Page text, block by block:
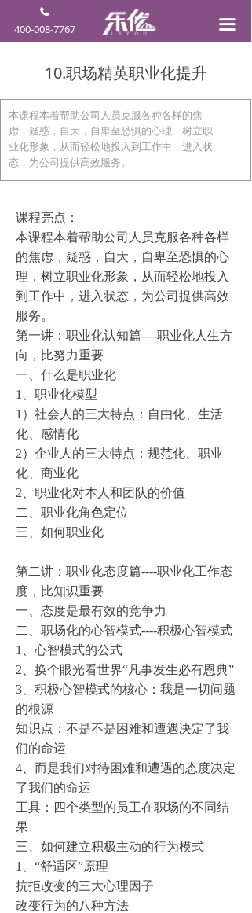
400-008-7767 끀
10.职场精英职业化提升
课程亮点：
本课程本着帮助公司人员克服各种各样
的焦虑，疑惑，自大，自卑至恐惧的心
理，树立职业化形象，从而轻松地投入
到工作中，进入状态，为公司提供高效
服务。
第一讲：职业化认知篇----职业化人生方
向， 比努力重要
一、什么是职业化
1、职业化模型
1）社会人的三大特点：自由化、生活
化、感情化
2）企业人的三大特点：规范化、职业
化、商业化
2、职业化对本人和团队的价值
二、职业化角色定位
三、如何职业化
第二讲：职业化态度篇----职业化工作态
度，比知识重要
一、态度是最有效的竞争力
二、 职场化的心智模式----积极心智模式
1、心智模式的公式
2、换个眼光看世界“凡事发生必有恩典”
3、积极心智模式的核心：我是一切问题
的根源
知识点：不是不是困难和遭遇决定了我
们的命运
4、而是我们对待困难和遭遇的态度决定
了我们的命运
工具：四个类型的员工在职场的不同结
果
三、如何建立积极主动的行为模式
1、“舒适区”原理
抗拒改变的三大心理因子
改变行为的八种方法
本课程本着帮助公司人员克服各种各样的焦
虑，疑惑，自大，自卑至恐惧的心理，树立职
业化形象，从而轻松地投入到工作中，进入状
态，为公司提供高效服务。